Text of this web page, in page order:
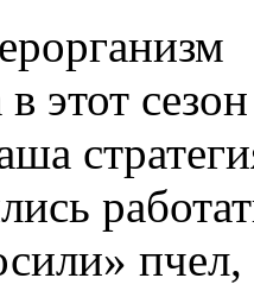
в этот